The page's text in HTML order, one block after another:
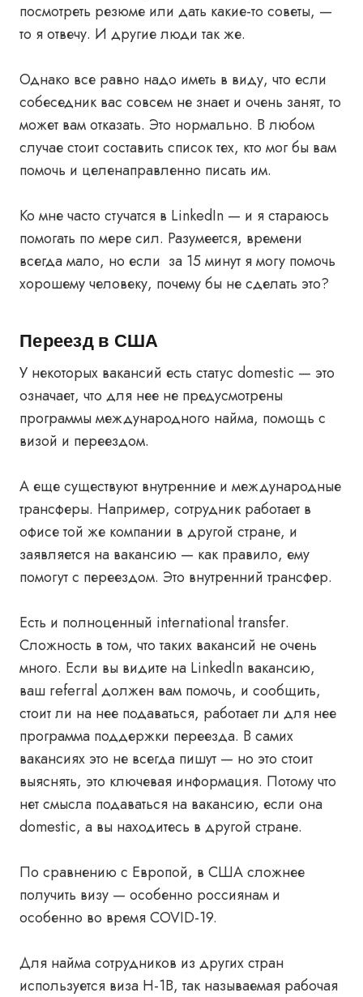
посмотреть резюме или дать какие-то советы, —
то я отвечу. И другие люди так же.
Однако все равно надо иметь в виду, что если
собеседник вас совсем не знает и очень занят, то
может вам отказать. Это нормально. В любом
случае стоит составить список тех, кто мог бы вам
помочь и целенаправленно писать им.
Ко мне часто стучатся в LinkedIn — и я стараюсь
помогать по мере сил. Разумеется, времени
всегда мало, но если за 15 минут я могу помочь
хорошему человеку, почему бы не сделать это?
Переезд в США
У некоторых вакансий есть статус domestic — это
означает, что для нее не предусмотрены
программы международного найма, помощь с
визой и переездом.
А еще существуют внутренние и международные
трансферы. Например, сотрудник работает в
офисе той же компании в другой стране, и
заявляется на вакансию — как правило, ему
помогут с переездом. Это внутренний трансфер.
Есть и полноценный international transfer.
Сложность в том, что таких вакансий не очень
много. Если вы видите на LinkedIn вакансию,
ваш referral должен вам помочь, и сообщить,
стоит ли на нее подаваться, работает ли для нее
программа поддержки переезда. В самих
вакансиях это не всегда пишут — но это стоит
выяснять, это ключевая информация. Потому что
нет смысла подаваться на вакансию, если она
domestic, а вы находитесь в другой стране.
По сравнению с Европой, в США сложнее
получить визу — особенно россиянам и
особенно во время COVID-19.
Для найма сотрудников из других стран
используется виза H-1B, так называемая рабочая